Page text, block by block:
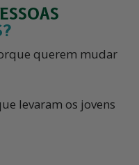
querem mudar
levaram os jovens